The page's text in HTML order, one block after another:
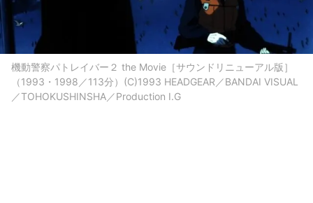
機動警察パトレイバー２ the Movie［サウンドリニューアル版］
（1993・1998／113分）(C)1993 HEADGEAR／BANDAI VISUAL
／TOHOKUSHINSHA／Production I.G